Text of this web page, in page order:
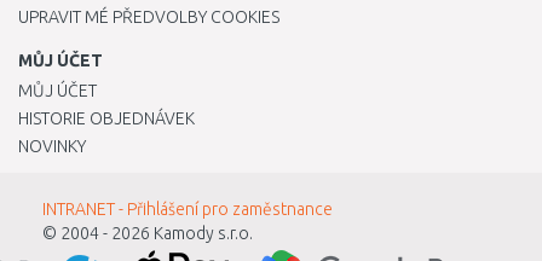
UPRAVIT MÉ PŘEDVOLBY COOKIES
MŮJ ÚČET
MŮJ ÚČET
HISTORIE OBJEDNÁVEK
NOVINKY
INTRANET - Přihlášení pro zaměstnance
© 2004 - 2026 Kamody s.r.o.